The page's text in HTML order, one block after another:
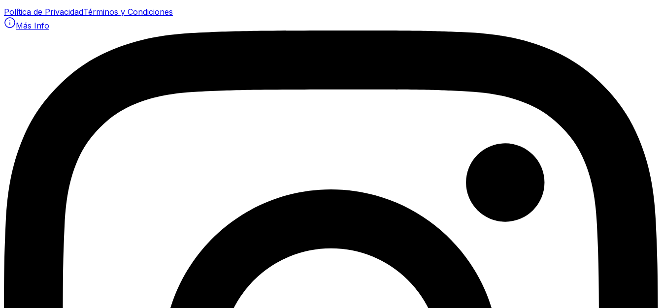
Política de PrivacidadTérminos y Condiciones
Más Info